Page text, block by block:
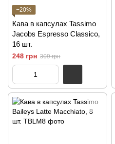
−20%
Кава в капсулах Tassimo
Jacobs Espresso Classico,
16 шт.
248 грн 309 грн